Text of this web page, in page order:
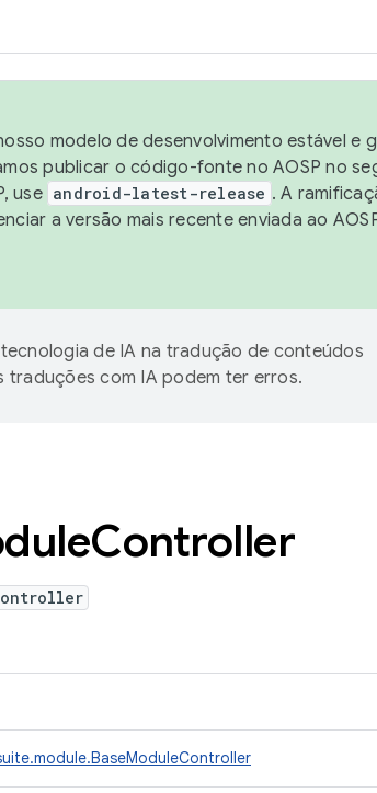
modelo de desenvolvimento estável e
publicar o código-fonte no AOSP no
use android-latest-release . A
a versão mais recente enviada ao
de IA na tradução de conteúdos
traduções com IA podem ter erros.
Controller